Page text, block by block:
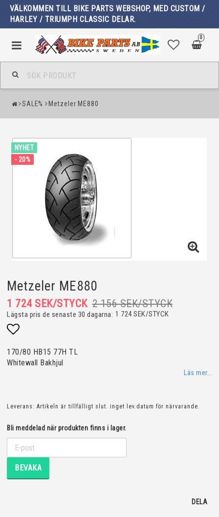
VÄLKOMMEN TILL BIKE PARTS WEBSHOP, MED CUSTOM /
HARLEY / TRIUMPH CLASSIC DELAR.
0
SALE% Metzeler ME880
NYHET
- 20%
Metzeler ME880
2 156 SEK/STYCK
1 724 SEK/STYCK
Lägsta pris de senaste 30 dagarna 1 724 SEK/STYCK
Lägg till i favoritlistan
170/80 HB15 77H TL
Whitewall Bakhjul
Läs mer...
Leverans: Artikeln är tillfälligt slut. inget lev.datum för närvarande.
Bli meddelad när produkten finns i lager.
BEVAKA
DELA